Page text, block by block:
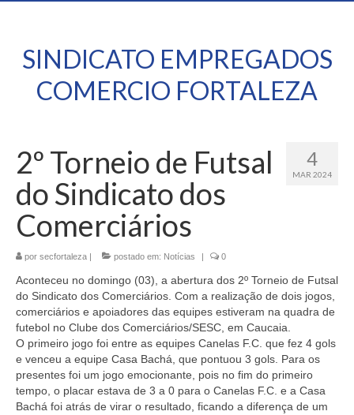
SINDICATO EMPREGADOS
COMERCIO FORTALEZA
4
MAR 2024
2º Torneio de Futsal
do Sindicato dos
Comerciários
por secfortaleza | postado em: Notícias | 0
Aconteceu no domingo (03), a abertura dos 2º Torneio de Futsal
do Sindicato dos Comerciários. Com a realização de dois jogos,
comerciários e apoiadores das equipes estiveram na quadra de
futebol no Clube dos Comerciários/SESC, em Caucaia.
O primeiro jogo foi entre as equipes Canelas F.C. que fez 4 gols
e venceu a equipe Casa Bachá, que pontuou 3 gols. Para os
presentes foi um jogo emocionante, pois no fim do primeiro
tempo, o placar estava de 3 a 0 para o Canelas F.C. e a Casa
Bachá foi atrás de virar o resultado, ficando a diferença de um